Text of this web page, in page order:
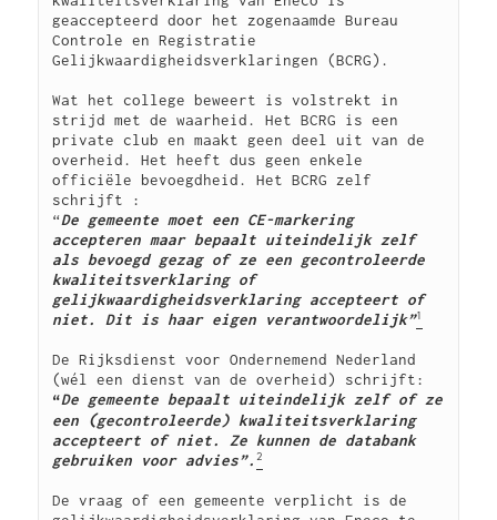
geaccepteerd door het zogenaamde Bureau
Controle en Registratie
Gelijkwaardigheidsverklaringen (BCRG).
Wat het college beweert is volstrekt in
strijd met de waarheid. Het BCRG is een
private club en maakt geen deel uit van de
overheid. Het heeft dus geen enkele
officiële bevoegdheid. Het BCRG zelf
schrijft :
“De gemeente moet een CE-markering
accepteren maar bepaalt uiteindelijk zelf
als bevoegd gezag of ze een gecontroleerde
kwaliteitsverklaring of
gelijkwaardigheidsverklaring accepteert of
niet. Dit is haar eigen verantwoordelijk”1
De Rijksdienst voor Ondernemend Nederland
“De gemeente bepaalt uiteindelijk zelf of ze
een (gecontroleerde) kwaliteitsverklaring
accepteert of niet. Ze kunnen de databank
gebruiken voor advies”.2
De vraag of een gemeente verplicht is de